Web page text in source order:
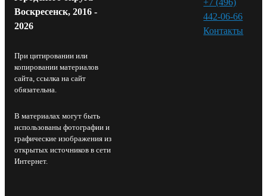
Воскресенск, 2016 -
2026
При цитировании или
копировании материалов
сайта, ссылка на сайт
обязательна.
В материалах могут быть
использованы фотографии и
графические изображения из
открытых источников в сети
Интернет.
442-06-66
Контакты⁠